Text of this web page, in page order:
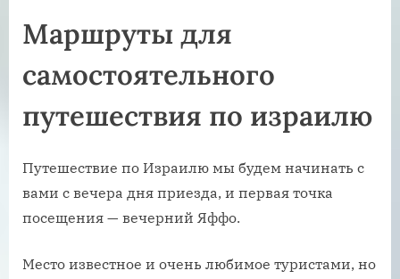
Маршруты для
самостоятельного
путешествия по израилю
Путешествие по Израилю мы будем начинать с
вами с вечера дня приезда, и первая точка
посещения — вечерний Яффо.
Место известное и очень любимое туристами, но